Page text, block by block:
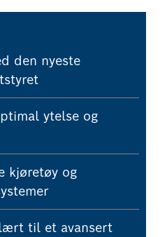
den nyeste
ytelse og
kjøretøy og
til et avansert